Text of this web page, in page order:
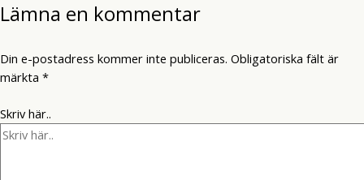
Lämna en kommentar
Din e-postadress kommer inte publiceras. Obligatoriska fält är
märkta *
Skriv här..